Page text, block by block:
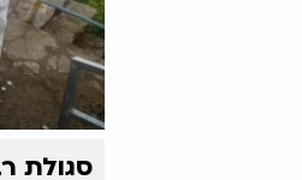
סגולת